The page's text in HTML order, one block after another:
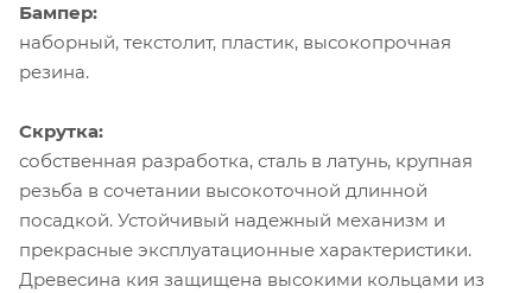
Бампер:
наборный, текстолит, пластик, высокопрочная
резина.
Скрутка:
собственная разработка, сталь в латунь, крупная
резьба в сочетании высокоточной длинной
посадкой. Устойчивый надежный механизм и
прекрасные эксплуатационные характеристики.
Древесина кия защищена высокими кольцами из